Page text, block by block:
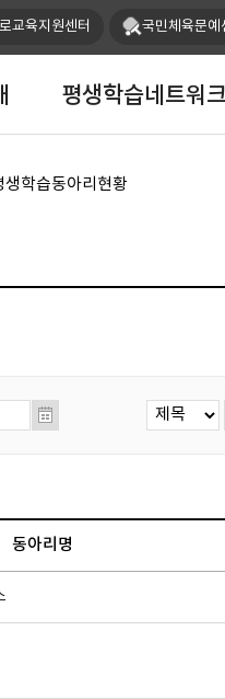
기
교육지원센터 국민체육문예
평생학습네트워
생학습동아리현황
동아리명